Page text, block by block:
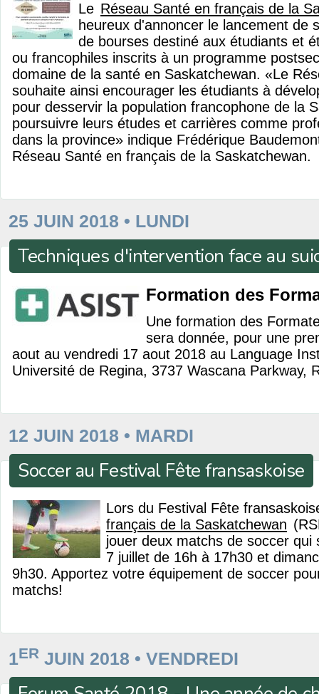
Le Réseau Santé en français de la
heureux d'annoncer le lancement de
de bourses destiné aux étudiants et
ou francophiles inscrits à un programme
domaine de la santé en Saskatchewan. «Le
souhaite ainsi encourager les étudiants à
pour desservir la population francophone de la
poursuivre leurs études et carrières comme
dans la province» indique Frédérique
Réseau Santé en français de la Saskatchewan.
25 JUIN 2018 • LUNDI
Techniques d'intervention face au
Formation des
Une formation des
sera donnée, pour une
aout au vendredi 17 aout 2018 au Language
Université de Regina, 3737 Wascana Parkway,
12 JUIN 2018 • MARDI
Soccer au Festival Fête fransaskoise
Lors du Festival Fête
français de la Saskatchewan
jouer deux matchs de soccer qui
7 juillet de 16h à 17h30 et
9h30. Apportez votre équipement de soccer
matchs!
1ER JUIN 2018 • VENDREDI